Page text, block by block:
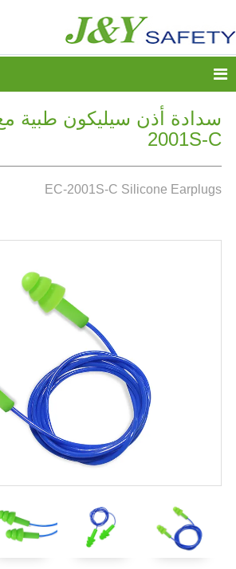
2001S-C
EC-2001S-C Silicone Earplugs